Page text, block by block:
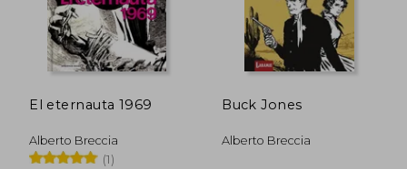
El eternauta 1969
Alberto Breccia
(1)
Buck Jones
Alberto Breccia